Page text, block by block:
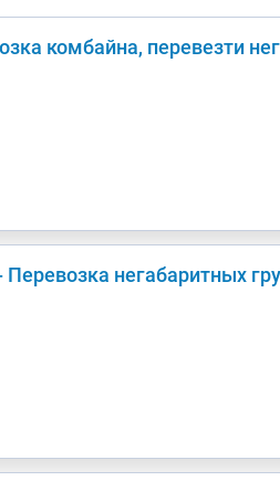
комбайна, перевезти
негабаритных